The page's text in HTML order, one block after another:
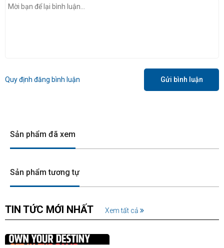
Quy định đăng bình luận Gửi bình luận
Sản phẩm đã xem
Sản phẩm tương tự
TIN TỨC MỚI NHẤT Xem tất cả